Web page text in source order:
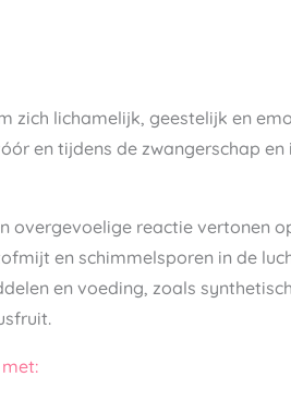
zich lichamelijk, geestelijk en
en tijdens de zwangerschap en
overgevoelige reactie vertonen
en schimmelsporen in de
en voeding, zoals